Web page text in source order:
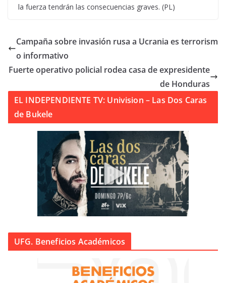
la fuerza tendrán las consecuencias graves. (PL)
Campaña sobre invasión rusa a Ucrania es terrorism
o informativo
Fuerte operativo policial rodea casa de expresidente
de Honduras
EL INDEPENDIENTE TV: Univision – Las Dos Caras
de Bukele
UFG. Beneficios Académicos